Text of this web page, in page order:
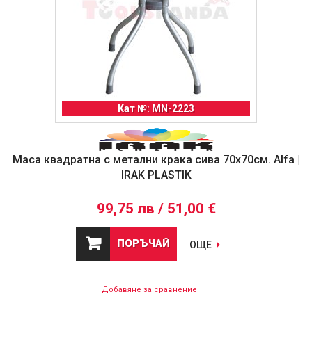
Кат №: MN-2223
Маса квадратна с метални крака сива 70х70см. Alfa |
IRAK PLASTIK
99,75 лв / 51,00 €
ПОРЪЧАЙ ОЩЕ
Добавяне за сравнение